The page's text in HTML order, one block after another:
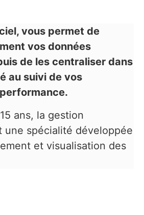
vous permet de
vos données
de les centraliser dans
au suivi de vos
ans, la gestion
une spécialité développée
et visualisation des